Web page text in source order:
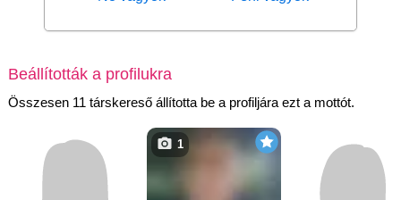
Beállították a profilukra
Összesen 11 társkereső állította be a profiljára ezt a mottót.
1